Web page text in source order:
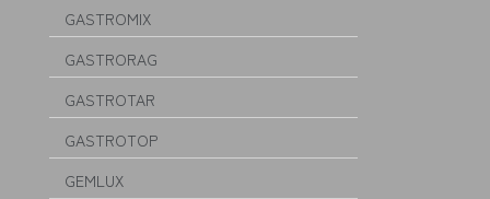
GASTROMIX
GASTRORAG
GASTROTAR
GASTROTOP
GEMLUX